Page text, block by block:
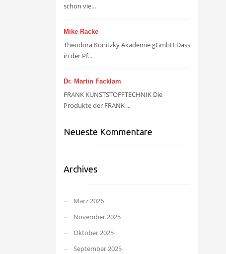
schon vie...
Mike Racke
Theodora Konitzky Akademie gGmbH Dass
in der Pf...
Dr. Martin Facklam
FRANK KUNSTSTOFFTECHNIK Die
Produkte der FRANK ...
Neueste Kommentare
Archives
März 2026
November 2025
Oktober 2025
September 2025